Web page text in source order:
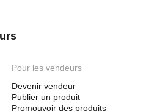
Pour les vendeurs
Devenir vendeur
Publier un produit
Promouvoir des produits